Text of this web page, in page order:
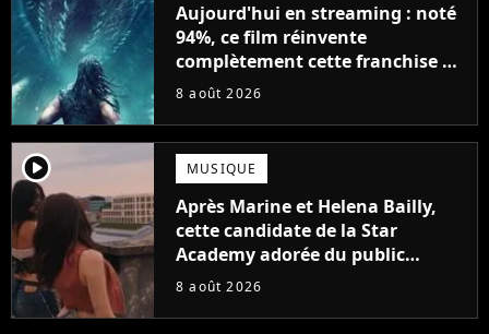
Aujourd'hui en streaming : noté
94%, ce film réinvente
complètement cette franchise de
science-fiction vieille de 40 ans
8 août 2026
player2 MUSIQUE
Après Marine et Helena Bailly,
cette candidate de la Star
Academy adorée du public
annonce son premier album,
8 août 2026